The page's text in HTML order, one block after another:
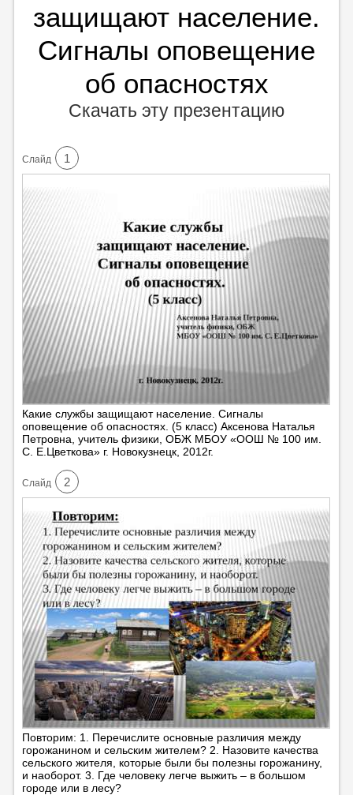
защищают население.
Сигналы оповещение
об опасностях
Скачать эту презентацию
Cлайд 1
Какие службы защищают население. Сигналы
оповещение об опасностях. (5 класс) Аксенова Наталья
Петровна, учитель физики, ОБЖ МБОУ «ООШ № 100 им.
С. Е.Цветкова» г. Новокузнецк, 2012г.
Cлайд 2
Повторим: 1. Перечислите основные различия между
горожанином и сельским жителем? 2. Назовите качества
сельского жителя, которые были бы полезны горожанину,
и наоборот. 3. Где человеку легче выжить – в большом
городе или в лесу?